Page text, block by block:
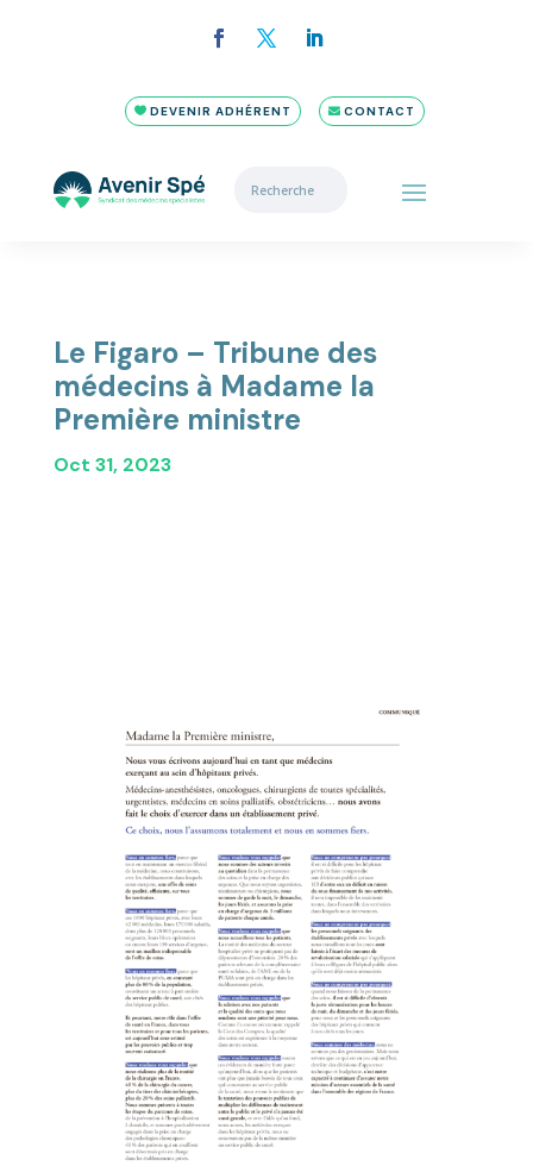
DEVENIR ADHÉRENT CONTACT
Le Figaro – Tribune des
médecins à Madame la
Première ministre
Oct 31, 2023